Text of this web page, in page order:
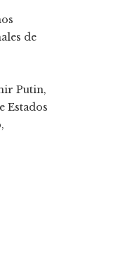
de
Putin,
Estados